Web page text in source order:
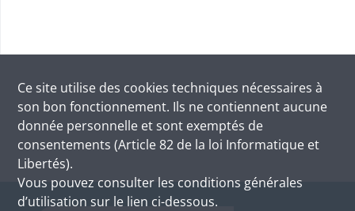
Ce site utilise des cookies techniques nécessaires à
son bon fonctionnement. Ils ne contiennent aucune
donnée personnelle et sont exemptés de
consentements (Article 82 de la loi Informatique et
Libertés).
Vous pouvez consulter les conditions générales
d’utilisation sur le lien ci-dessous.